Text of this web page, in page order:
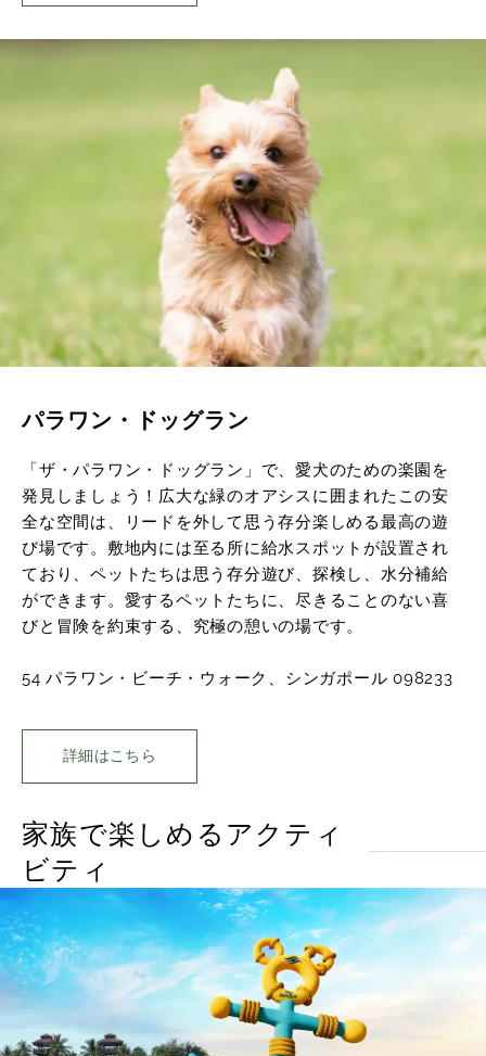
パラワン・ドッグラン
「ザ・パラワン・ドッグラン」で、愛犬のための楽園を
発見しましょう！広大な緑のオアシスに囲まれたこの安
全な空間は、リードを外して思う存分楽しめる最高の遊
び場です。敷地内には至る所に給水スポットが設置され
ており、ペットたちは思う存分遊び、探検し、水分補給
ができます。愛するペットたちに、尽きることのない喜
びと冒険を約束する、究極の憩いの場です。
54 パラワン・ビーチ・ウォーク、シンガポール 098233
詳細はこちら
家族で楽しめるアクティ
ビティ